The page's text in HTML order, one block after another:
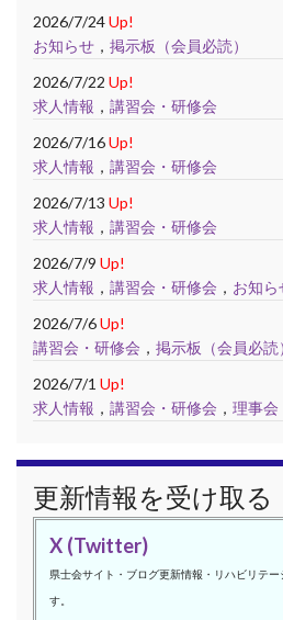
2026/7/24Up!
お知らせ ， 掲示板（会員必読）
2026/7/22 Up!
求人情報 ， 講習会・研修会
2026/7/16Up!
求人情報 ， 講習会・研修会
2026/7/13 Up!
求人情報 ， 講習会・研修会
2026/7/9 Up!
求人情報 ， 講習会・研修会 ， お知ら
2026/7/6Up!
講習会・研修会 ， 掲示板（会員必読
2026/7/1 Up!
求人情報 ， 講習会・研修会 ， 理事会
更新情報を受け取る
X (Twitter)
県士会サイト・ブログ更新情報・リハビリテ
す。